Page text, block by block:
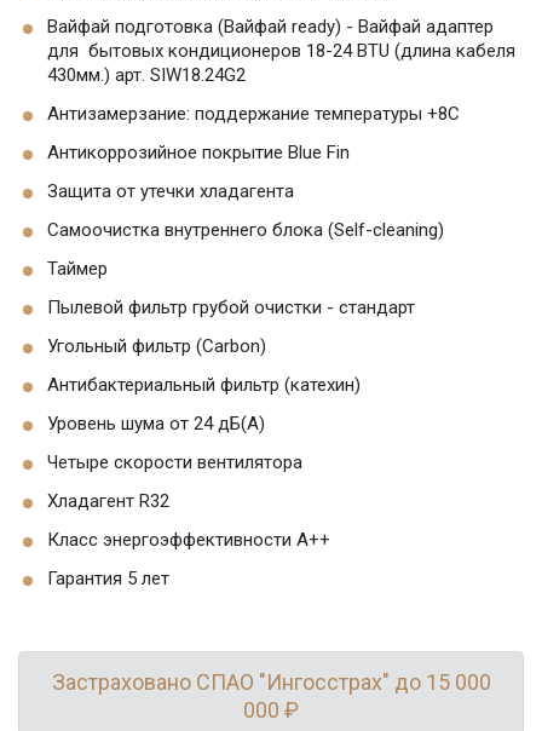
Вайфай подготовка (Вайфай ready) - Вайфай адаптер
для бытовых кондиционеров 18-24 BTU (длина кабеля
430мм.) арт. SIW18.24G2
Антизамерзание: поддержание температуры +8С
Антикоррозийное покрытие Blue Fin
Защита от утечки хладагента
Самоочистка внутреннего блока (Self-cleaning)
Таймер
Пылевой фильтр грубой очистки - стандарт
Угольный фильтр (Carbon)
Антибактериальный фильтр (катехин)
Уровень шума от 24 дБ(А)
Четыре скорости вентилятора
Хладагент R32
Класс энергоэффективности A++
Гарантия 5 лет
Застраховано СПАО "Ингосстрах" до 15 000
000 ₽